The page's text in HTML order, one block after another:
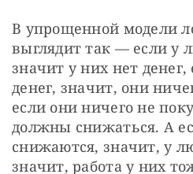
В упрощенной модели
выглядит так — если у
значит у них нет
денег, значит, они
если они ничего не
должны снижаться. А
снижаются, значит, у
значит, работа у них